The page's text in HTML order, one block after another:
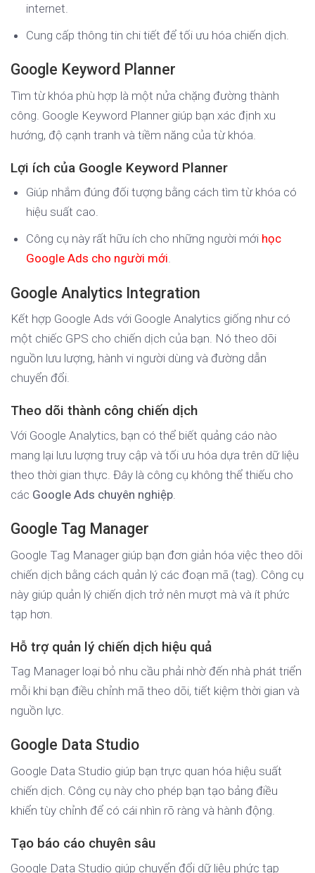
internet.
Cung cấp thông tin chi tiết để tối ưu hóa chiến dịch.
Google Keyword Planner
Tìm từ khóa phù hợp là một nửa chặng đường thành
công. Google Keyword Planner giúp bạn xác định xu
hướng, độ cạnh tranh và tiềm năng của từ khóa.
Lợi ích của Google Keyword Planner
Giúp nhắm đúng đối tượng bằng cách tìm từ khóa có
hiệu suất cao.
Công cụ này rất hữu ích cho những người mới học
Google Ads cho người mới.
Google Analytics Integration
Kết hợp Google Ads với Google Analytics giống như có
một chiếc GPS cho chiến dịch của bạn. Nó theo dõi
nguồn lưu lượng, hành vi người dùng và đường dẫn
chuyển đổi.
Theo dõi thành công chiến dịch
Với Google Analytics, bạn có thể biết quảng cáo nào
mang lại lưu lượng truy cập và tối ưu hóa dựa trên dữ liệu
theo thời gian thực. Đây là công cụ không thể thiếu cho
các Google Ads chuyên nghiệp
Google Tag Manager
Google Tag Manager giúp bạn đơn giản hóa việc theo dõi
chiến dịch bằng cách quản lý các đoạn mã (tag). Công cụ
này giúp quản lý chiến dịch trở nên mượt mà và ít phức
tạp hơn.
Hỗ trợ quản lý chiến dịch hiệu quả
Tag Manager loại bỏ nhu cầu phải nhờ đến nhà phát triển
mỗi khi bạn điều chỉnh mã theo dõi, tiết kiệm thời gian và
nguồn lực.
Google Data Studio
Google Data Studio giúp bạn trực quan hóa hiệu suất
chiến dịch. Công cụ này cho phép bạn tạo bảng điều
khiển tùy chỉnh để có cái nhìn rõ ràng và hành động.
Tạo báo cáo chuyên sâu
Google Data Studio giúp chuyển đổi dữ liệu phức tạp